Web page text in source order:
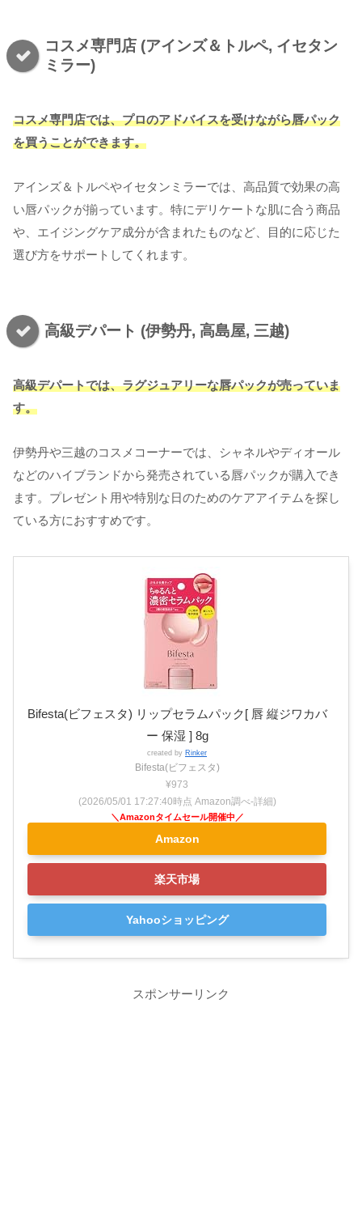
コスメ専門店 (アインズ＆トルペ, イセタン
ミラー)
コスメ専門店では、プロのアドバイスを受けながら唇パック
を買うことができます。
アインズ＆トルペやイセタンミラーでは、高品質で効果の高
い唇パックが揃っています。特にデリケートな肌に合う商品
や、エイジングケア成分が含まれたものなど、目的に応じた
選び方をサポートしてくれます。
高級デパート (伊勢丹, 高島屋, 三越)
高級デパートでは、ラグジュアリーな唇パックが売っていま
す。
伊勢丹や三越のコスメコーナーでは、シャネルやディオール
などのハイブランドから発売されている唇パックが購入でき
ます。プレゼント用や特別な日のためのケアアイテムを探し
ている方におすすめです。
Bifesta(ビフェスタ) リップセラムパック[ 唇 縦ジワカバ
ー 保湿 ] 8g
created by Rinker
Bifesta(ビフェスタ)
¥973
(2026/05/01 17:27:40時点 Amazon調べ-詳細)
Amazon
楽天市場
Yahooショッピング
スポンサーリンク